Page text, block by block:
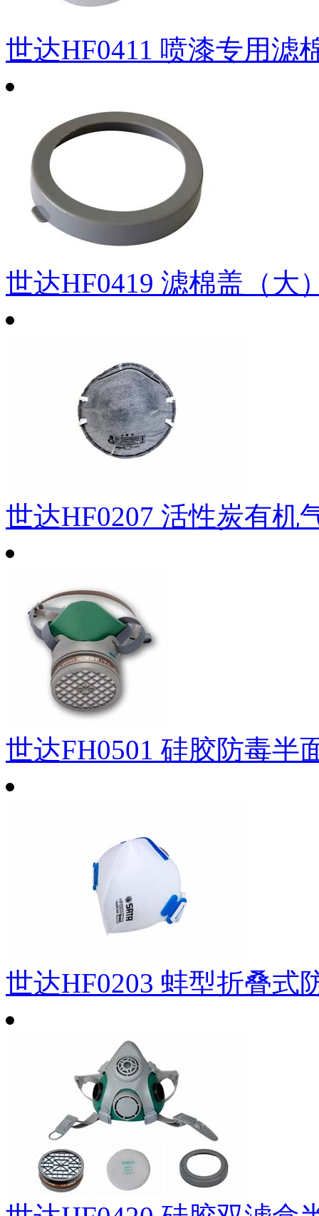
世达HF0411 喷漆专用滤
世达HF0419 滤棉盖（大
世达HF0207 活性炭有机
世达FH0501 硅胶防毒半
世达HF0203 蚌型折叠式